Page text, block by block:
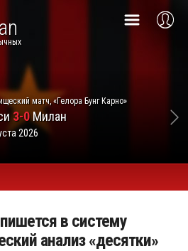
матч, «Гелора Бунг Карно»
3-0Милан
2026
в систему
анализ «десятки»